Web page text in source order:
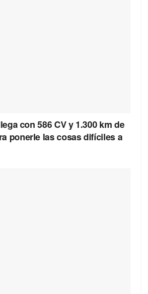
con 586 CV y 1.300 km de
ponerle las cosas difíciles a